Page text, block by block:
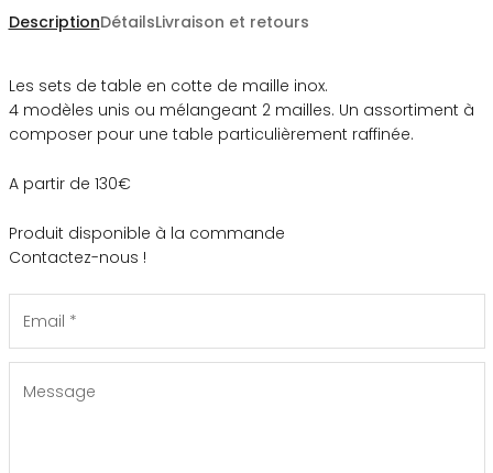
DescriptionDétailsLivraison et retours
Les sets de table en cotte de maille inox.
4 modèles unis ou mélangeant 2 mailles. Un assortiment à
composer pour une table particulièrement raffinée.
A partir de 130€
Produit disponible à la commande
Contactez-nous !